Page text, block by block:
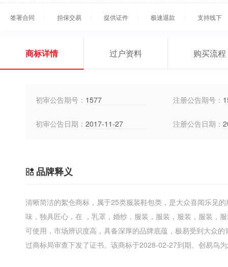
签署合同 担保交易 提供证件 极速退款 支持线下
商标详情 过户资料 购买流程
初审公告期号： 1577 注册公告期号：
初审公告日期： 2017-11-27 注册公告日期：
品牌释义
清晰简洁的絮仓商标，属于25类服装鞋包类，是大众喜闻乐见
味，独具匠心，在 ，乳罩，婚纱，服装，服装，服装，服装，
可使用，市场辨识度高，具备深厚的品牌底蕴，极易受到大众
过商标局审查下发了证书。该商标于2028-02-27到期。创易鸟